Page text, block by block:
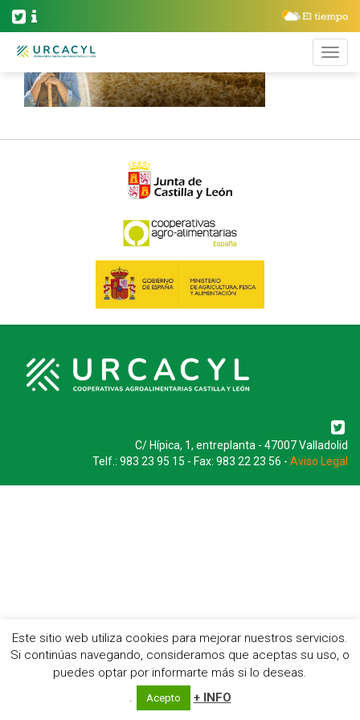
C/ Hípica, 1, entreplanta - 47007 Valladolid
Telf.: 983 23 95 15 - Fax: 983 22 23 56 - Aviso Legal
Este sitio web utiliza cookies para mejorar nuestros servicios.
Si continúas navegando, consideramos que aceptas su uso, o
puedes optar por informarte más si lo deseas.
.
Acepto + INFO